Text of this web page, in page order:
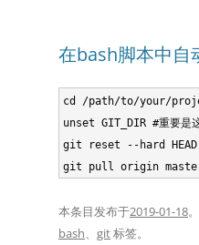
在bash脚本中自
cd /path/to/your/
unset GIT_DIR #重要是
git reset --hard HEAD
本条目发布于2019-01-18
bash、 git标签。